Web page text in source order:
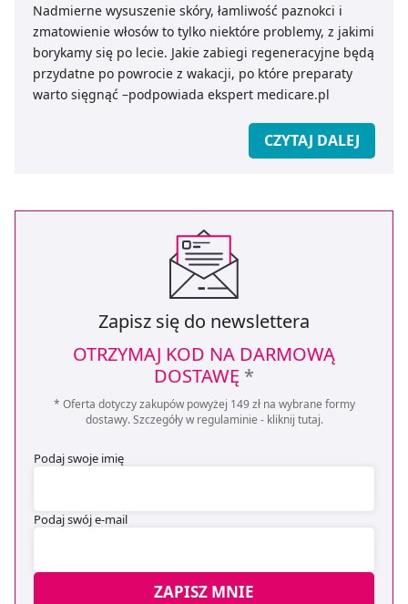
Nadmierne wysuszenie skóry, łamliwość paznokci i
zmatowienie włosów to tylko niektóre problemy, z jakimi
borykamy się po lecie. Jakie zabiegi regeneracyjne będą
przydatne po powrocie z wakacji, po które preparaty
warto sięgnąć –podpowiada ekspert medicare.pl
CZYTAJ DALEJ
Zapisz się do newslettera
OTRZYMAJ KOD NA DARMOWĄ
DOSTAWĘ *
* Oferta dotyczy zakupów powyżej 149 zł na wybrane formy
dostawy. Szczegóły w regulaminie - kliknij tutaj.
Podaj swoje imię
Podaj swój e-mail
ZAPISZ MNIE